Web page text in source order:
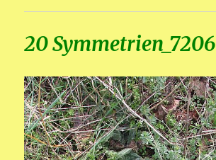
20 Symmetrien_7206